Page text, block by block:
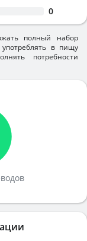
0
полный набор
в пищу
потребности